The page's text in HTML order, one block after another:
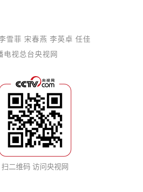
菲 宋春燕 李英卓 任佳
视总台央视网
扫二维码 访问央视网